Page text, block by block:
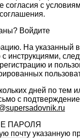
согласия с
.
Войдите
На указанный
инструкциями,
и
дней по тем
с
ПАРОЛЯ
почту указанную